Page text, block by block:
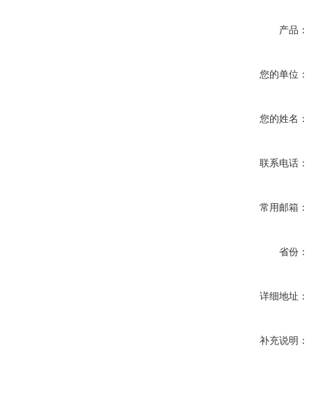
产品：
您的单位：
您的姓名：
联系电话：
常用邮箱：
省份：
详细地址：
补充说明：